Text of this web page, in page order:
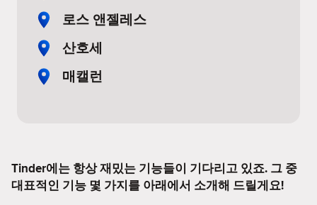
로스 앤젤레스
산호세
매캘런
Tinder에는 항상 재밌는 기능들이 기다리고 있죠. 그 중
대표적인 기능 몇 가지를 아래에서 소개해 드릴게요!